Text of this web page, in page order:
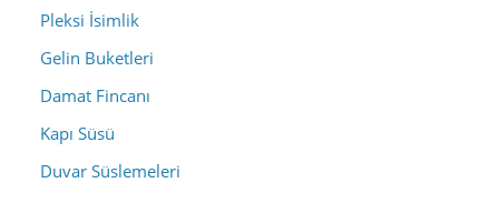
Pleksi İsimlik
Gelin Buketleri
Damat Fincanı
Kapı Süsü
Duvar Süslemeleri